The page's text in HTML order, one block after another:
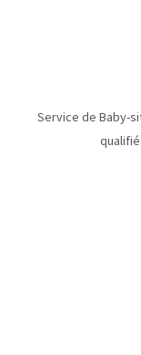
Service de Baby-